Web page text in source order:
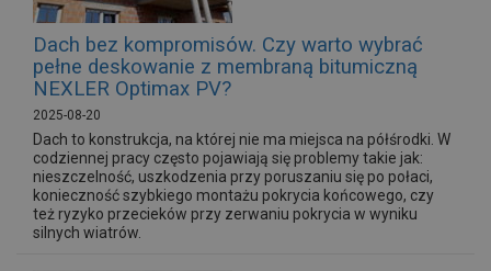
Dach bez kompromisów. Czy warto wybrać
pełne deskowanie z membraną bitumiczną
NEXLER Optimax PV?
2025-08-20
Dach to konstrukcja, na której nie ma miejsca na półśrodki. W
codziennej pracy często pojawiają się problemy takie jak:
nieszczelność, uszkodzenia przy poruszaniu się po połaci,
konieczność szybkiego montażu pokrycia końcowego, czy
też ryzyko przecieków przy zerwaniu pokrycia w wyniku
silnych wiatrów.